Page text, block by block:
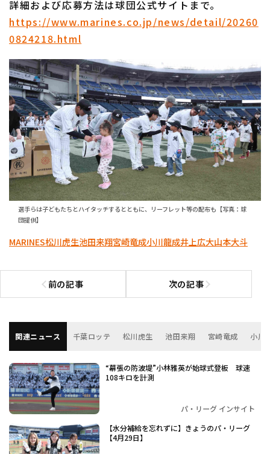
詳細および応募方法は球団公式サイトまで。
https://www.marines.co.jp/news/detail/20260
0824218.html
選手らは子どもたちとハイタッチするとともに、リーフレット等の配布も【写真：球
団提供】
MARINES松川虎生池田来翔宮崎竜成小川龍成井上広大山本大斗
前の記事
前の記事へ 次の記事次の記事へ
関連ニュース 千葉ロッテ 松川虎生 池田来翔 宮崎竜成 小川
“幕張の防波堤”小林雅英が始球式登板 球速
108キロを計測
パ・リーグ インサイト
【水分補給を忘れずに】きょうのパ・リーグ
【4月29日】